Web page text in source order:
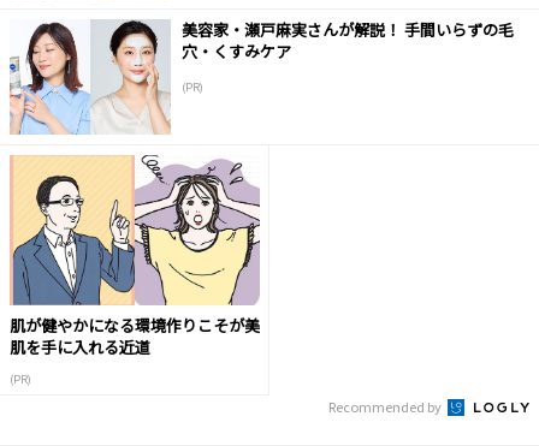
美容家・瀬戸麻実さんが解説！ 手間いらずの毛
穴・くすみケア
(PR)
肌が健やかになる環境作りこそが美
肌を手に入れる近道
(PR)
Recommended by